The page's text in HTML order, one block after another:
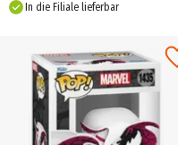
In die Filiale lieferbar